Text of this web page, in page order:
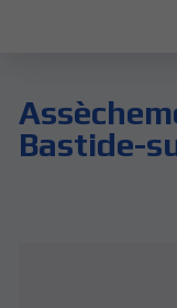
Bastide-